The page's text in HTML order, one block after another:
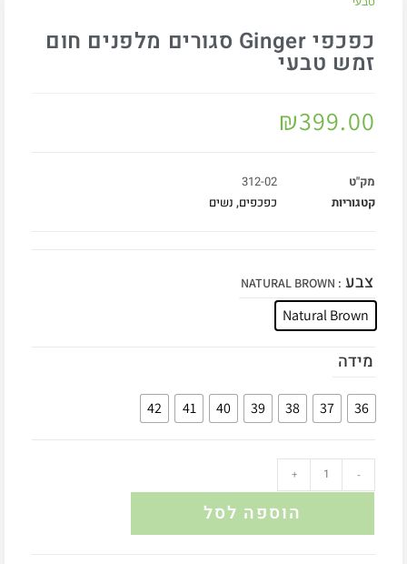
טבעי
כפכפי Ginger סגורים מלפנים חום
זמש טבעי
₪399.00
מק"ט
312-02
קטגוריות
כפכפים, נשים
צבע : NATURAL BROWN
Natural Brown
מידה
36
37
38
39
40
41
42
-
+
הוספה לסל